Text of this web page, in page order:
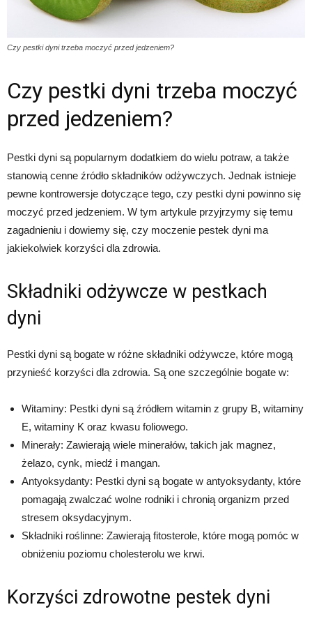
Czy pestki dyni trzeba moczyć przed jedzeniem?
Czy pestki dyni trzeba moczyć
przed jedzeniem?
Pestki dyni są popularnym dodatkiem do wielu potraw, a także
stanowią cenne źródło składników odżywczych. Jednak istnieje
pewne kontrowersje dotyczące tego, czy pestki dyni powinno się
moczyć przed jedzeniem. W tym artykule przyjrzymy się temu
zagadnieniu i dowiemy się, czy moczenie pestek dyni ma
jakiekolwiek korzyści dla zdrowia.
Składniki odżywcze w pestkach
dyni
Pestki dyni są bogate w różne składniki odżywcze, które mogą
przynieść korzyści dla zdrowia. Są one szczególnie bogate w:
Witaminy: Pestki dyni są źródłem witamin z grupy B, witaminy
E, witaminy K oraz kwasu foliowego.
Minerały: Zawierają wiele minerałów, takich jak magnez,
żelazo, cynk, miedź i mangan.
Antyoksydanty: Pestki dyni są bogate w antyoksydanty, które
pomagają zwalczać wolne rodniki i chronią organizm przed
stresem oksydacyjnym.
Składniki roślinne: Zawierają fitosterole, które mogą pomóc w
obniżeniu poziomu cholesterolu we krwi.
Korzyści zdrowotne pestek dyni